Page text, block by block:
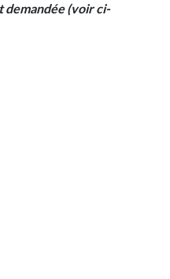
demandée (voir ci-